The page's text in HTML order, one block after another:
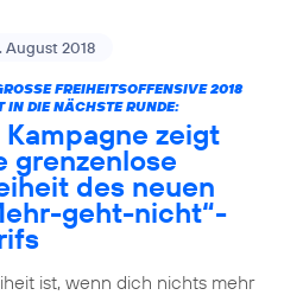
August 2018
FREIHEITSOFFENSIVE 2018 G
DIE NÄCHSTE RUNDE:
Kampagne zeigt
grenzenlose
des neuen
geht-nicht“-
ist, wenn dich nichts mehr